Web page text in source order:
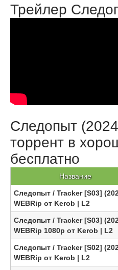
Трейлер
Следопыт
торрент в
бесплатно
Название
Следопыт / Tracker [S03]
WEBRip от Kerob | L2
Следопыт / Tracker [S03]
WEBRip 1080p от Kerob | L2
Следопыт / Tracker [S02]
WEBRip от Kerob | L2